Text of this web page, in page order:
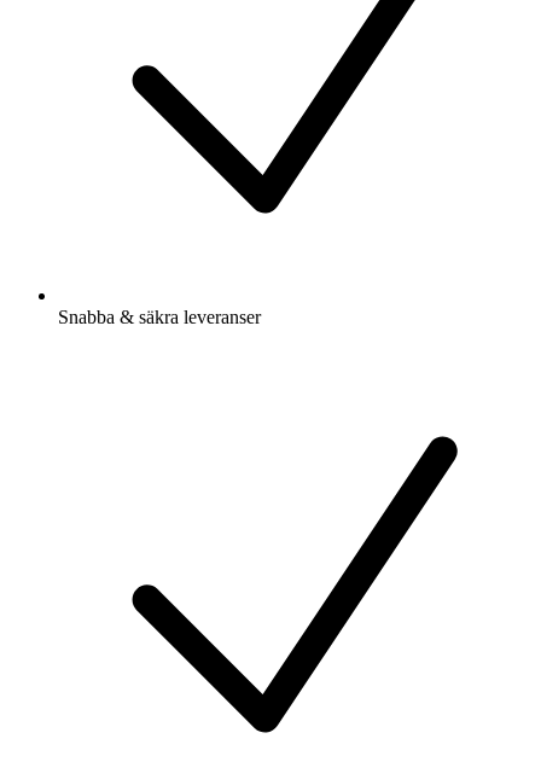
Snabba & säkra leveranser